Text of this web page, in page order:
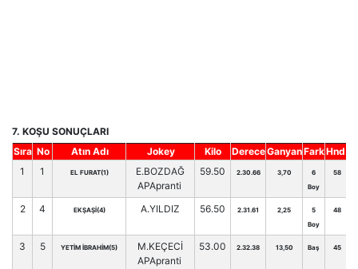
7. KOŞU SONUÇLARI
Sıra No Atın Adı Jokey Kilo DereceGanyanFarkHnd.
1
1 EL FURAT(1)
E.BOZDAĞ
APApranti
59.50 2.30.66 3,70
6
Boy
58
2 4 EKŞAŞİ(4) A.YILDIZ 56.50 2.31.61 2,25
5
Boy
48
3 5 YETİM İBRAHİM(5)
M.KEÇECİ
APApranti
53.00 2.32.38 13,50 Baş 45